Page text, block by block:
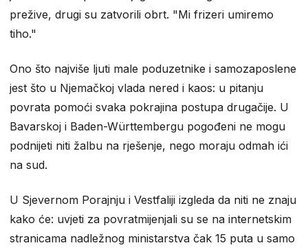
prežive, drugi su zatvorili obrt. "Mi frizeri umiremo
tiho."
Ono što najviše ljuti male poduzetnike i samozaposlene
jest što u Njemačkoj vlada nered i kaos: u pitanju
povrata pomoći svaka pokrajina postupa drugačije. U
Bavarskoj i Baden-Württembergu pogođeni ne mogu
podnijeti niti žalbu na rješenje, nego moraju odmah ići
na sud.
U Sjevernom Porajnju i Vestfaliji izgleda da niti ne znaju
kako će: uvjeti za povratmijenjali su se na internetskim
stranicama nadležnog ministarstva čak 15 puta u samo